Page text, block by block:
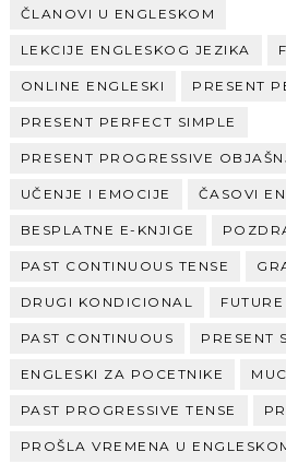
ČLANOVI U ENGLESKOM
LEKCIJE ENGLESKOG JEZIKA
ONLINE ENGLESKI PRESENT
PRESENT PERFECT SIMPLE
PRESENT PROGRESSIVE
UČENJE I EMOCIJE ČASOVI
BESPLATNE E-KNJIGE
PAST CONTINUOUS TENSE
DRUGI KONDICIONAL
PAST CONTINUOUS PRESENT
ENGLESKI ZA POCETNIKE
PAST PROGRESSIVE TENSE
PROŠLA VREMENA U